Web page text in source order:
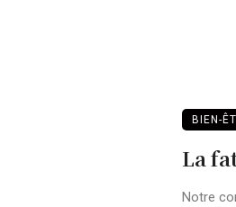
BIEN-
La
Notre